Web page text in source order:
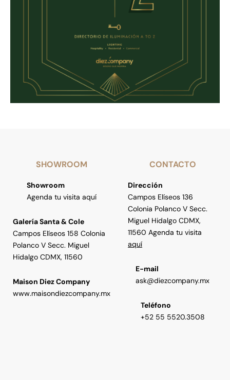
SHOWROOM
Showroom
Agenda tu visita aquí
Galería Santa & Cole
Campos Elíseos 158 Colonia
Polanco V Secc. Miguel
Hidalgo CDMX, 11560
Maison Diez Company
www.maisondiezcompany.mx
CONTACTO
Dirección
Campos Elíseos 136
Colonia Polanco V Secc.
Miguel Hidalgo CDMX,
11560 Agenda tu visita
aquí
E-mail
ask@diezcompany.mx
Teléfono
+52 55 5520.3508